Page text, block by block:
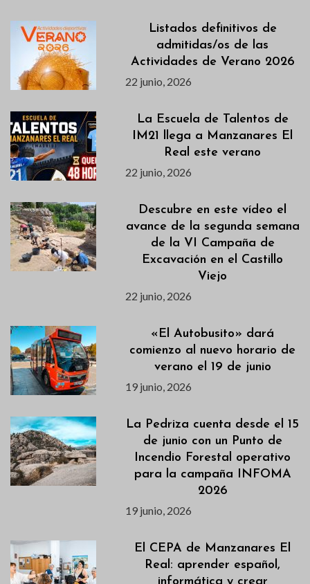
Listados definitivos de
admitidas/os de las
Actividades de Verano 2026
22 junio, 2026
La Escuela de Talentos de
IM21 llega a Manzanares El
Real este verano
22 junio, 2026
Descubre en este vídeo el
avance de la segunda semana
de la VI Campaña de
Excavación en el Castillo
Viejo
22 junio, 2026
«El Autobusito» dará
comienzo al nuevo horario de
verano el 19 de junio
19 junio, 2026
La Pedriza cuenta desde el 15
de junio con un Punto de
Incendio Forestal operativo
para la campaña INFOMA
2026
19 junio, 2026
El CEPA de Manzanares El
Real: aprender español,
informática y crear